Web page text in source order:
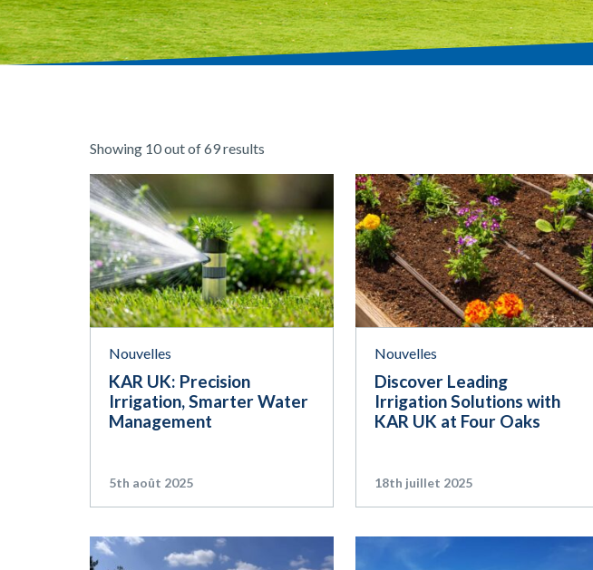
Showing 10 out of 69 results
Nouvelles
KAR UK: Precision
Irrigation, Smarter Water
Management
5th août 2025
Nouvelles
Discover Leading
Irrigation Solutions with
KAR UK at Four Oaks
18th juillet 2025